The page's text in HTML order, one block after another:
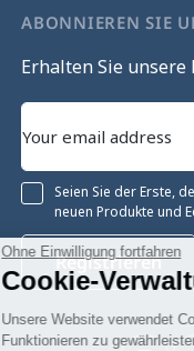
Ohne Einwilligung fortfahren
Cookie-
Unsere Website
Funktionieren zu
ABONNIEREN SIE
Erhalten Sie
Seien Sie der Erste,
neuen Produkte und
Registrieren